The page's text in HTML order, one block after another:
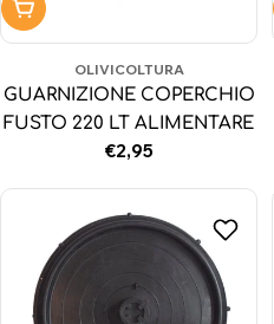
Aggiungi al carrello
OLIVICOLTURA
GUARNIZIONE COPERCHIO
FUSTO 220 LT ALIMENTARE
Prezzo
€2,95